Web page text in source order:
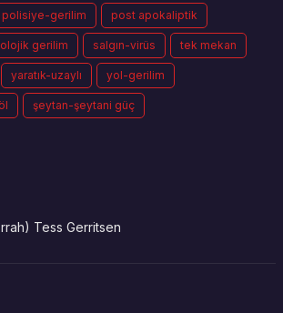
polisiye-gerilim post apokaliptik
gerilim salgın-virüs tek mekan
yaratık-uzaylı yol-gerilim
şeytan-şeytani güç
Tess Gerritsen